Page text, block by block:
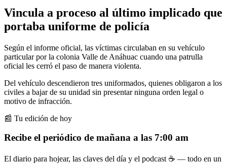
Vincula a proceso al último implicado que
portaba uniforme de policía
Según el informe oficial, las víctimas circulaban en su vehículo
particular por la colonia Valle de Anáhuac cuando una patrulla
oficial les cerró el paso de manera violenta.
Del vehículo descendieron tres uniformados, quienes obligaron a los
civiles a bajar de su unidad sin presentar ninguna orden legal o
motivo de infracción.
📰 Tu edición de hoy
Recibe el periódico de mañana a las 7:00 am
El diario para hojear, las claves del día y el podcast ☕ — todo en un